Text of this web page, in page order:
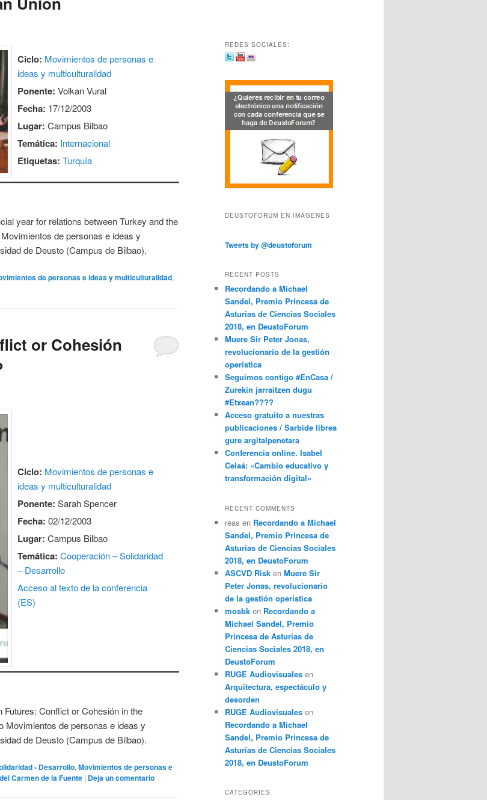
Ciclo: Movimientos de personas e
ideas y multiculturalidad
Ponente: Volkan Vural
Fecha: 17/12/2003
Lugar: Campus Bilbao
Temática: Internacional
Etiquetas: Turquía
year for relations between Turkey and the
de personas e ideas y
de Deusto (Campus de Bilbao).
de personas e ideas y multiculturalidad,
or Cohesión
Ciclo: Movimientos de personas e
ideas y multiculturalidad
Ponente: Sarah Spencer
Fecha: 02/12/2003
Lugar: Campus Bilbao
Temática: Cooperación – Solidaridad
– Desarrollo
Acceso al texto de la conferencia
(ES)
Futures: Conflict or Cohesión in the
Movimientos de personas e ideas y
de Deusto (Campus de Bilbao).
- Desarrollo, Movimientos de personas e
Carmen de la Fuente | Deja un comentario
REDES SOCIALES:
DEUSTOFORUM EN IMÁGENES
Tweets by @deustoforum
RECENT POSTS
Recordando a Michael
Sandel, Premio Princesa de
Asturias de Ciencias Sociales
2018, en DeustoForum
Muere Sir Peter Jonas,
revolucionario de la gestión
operística
Seguimos contigo #EnCasa /
Zurekin jarraitzen dugu
#Etxean????
Acceso gratuito a nuestras
publicaciones / Sarbide librea
gure argitalpenetara
Conferencia online. Isabel
Celaá: «Cambio educativo y
transformación digital»
RECENT COMMENTS
reas en Recordando a Michael
Sandel, Premio Princesa de
Asturias de Ciencias Sociales
2018, en DeustoForum
ASCVD Risk en Muere Sir
Peter Jonas, revolucionario
de la gestión operística
mosbk en Recordando a
Michael Sandel, Premio
Princesa de Asturias de
Ciencias Sociales 2018, en
DeustoForum
RUGE Audiovisuales en
Arquitectura, espectáculo y
desorden
RUGE Audiovisuales en
Recordando a Michael
Sandel, Premio Princesa de
Asturias de Ciencias Sociales
2018, en DeustoForum
CATEGORIES